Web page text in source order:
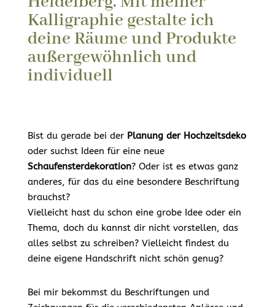
Kalligraphie gestalte ich
deine Räume und Produkte
außergewöhnlich und
individuell
Bist du gerade bei der Planung der Hochzeitsdeko
oder suchst Ideen für eine neue
Schaufensterdekoration? Oder ist es etwas ganz
anderes, für das du eine besondere Beschriftung
brauchst?
Vielleicht hast du schon eine grobe Idee oder ein
Thema, doch du kannst dir nicht vorstellen, das
alles selbst zu schreiben? Vielleicht findest du
deine eigene Handschrift nicht schön genug?
Bei mir bekommst du Beschriftungen und